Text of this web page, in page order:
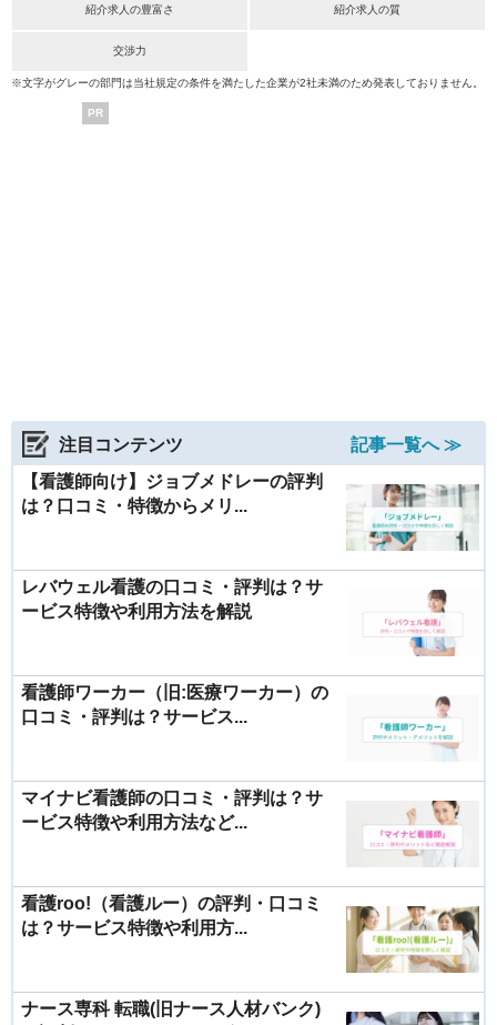
紹介求人の豊富さ 紹介求人の質
交渉力
※文字がグレーの部門は当社規定の条件を満たした企業が2社未満のため発表しておりません。
PR
注目コンテンツ
記事一覧へ ≫
【看護師向け】ジョブメドレーの評判
は？口コミ・特徴からメリ...
レバウェル看護の口コミ・評判は？サ
ービス特徴や利用方法を解説
看護師ワーカー（旧:医療ワーカー）の
口コミ・評判は？サービス...
マイナビ看護師の口コミ・評判は？サ
ービス特徴や利用方法など...
看護roo!（看護ルー）の評判・口コミ
は？サービス特徴や利用方...
ナース専科 転職(旧ナース人材バンク)